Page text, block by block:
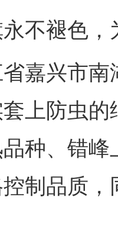
褪色，
兴市南
上防虫
种、错
制品质